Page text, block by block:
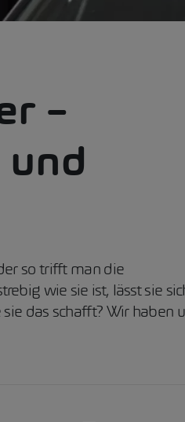
–
und
so trifft man die
wie sie ist, lässt sie
das schafft? Wir haben